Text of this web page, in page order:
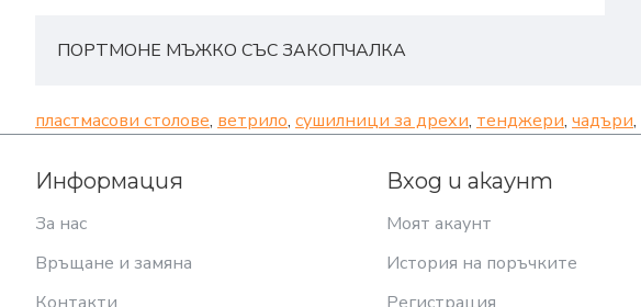
ПОРТМОНЕ МЪЖКО СЪС ЗАКОПЧАЛКА
пластмасови столове, ветрило, сушилници за дрехи, тенджери, чадъри,
Информация
За нас
Връщане и замяна
Вход и акаунт
Моят акаунт
История на поръчките